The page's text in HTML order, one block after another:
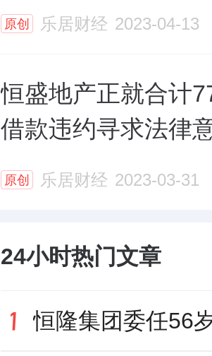
原创 乐居财经 2023-04-13
恒盛地产正就合计
借款违约寻求法律
原创 乐居财经 2023-03-31
24小时热门文章